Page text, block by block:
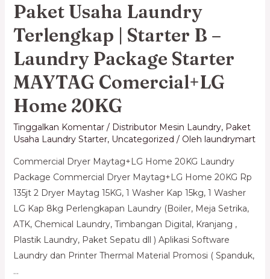
Paket Usaha Laundry
Terlengkap | Starter B –
Laundry Package Starter
MAYTAG Comercial+LG
Home 20KG
Tinggalkan Komentar / Distributor Mesin Laundry, Paket
Usaha Laundry Starter, Uncategorized / Oleh laundrymart
Commercial Dryer Maytag+LG Home 20KG Laundry
Package Commercial Dryer Maytag+LG Home 20KG Rp
135jt 2 Dryer Maytag 15KG, 1 Washer Kap 15kg, 1 Washer
LG Kap 8kg Perlengkapan Laundry (Boiler, Meja Setrika,
ATK, Chemical Laundry, Timbangan Digital, Kranjang ,
Plastik Laundry, Paket Sepatu dll ) Aplikasi Software
Laundry dan Printer Thermal Material Promosi ( Spanduk,
…